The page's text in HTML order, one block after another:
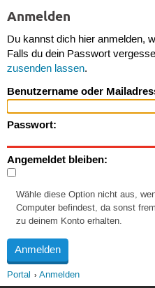
Anmelden
Du kannst dich hier anmelden,
Falls du dein Passwort
zusenden lassen.
Benutzername oder
Passwort:
Angemeldet bleiben:
Wähle diese Option nicht aus,
Computer befindest, da sonst
zu deinem Konto erhalten.
Portal Anmelden